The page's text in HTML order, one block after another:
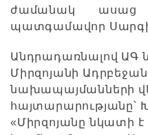
ժամանակ ասաց
պատգամավոր
Անդրադառնալով
Միրզոյանի
նախապայմանների
հայտարարությանը՝
«Միրզոյանը նկատի է